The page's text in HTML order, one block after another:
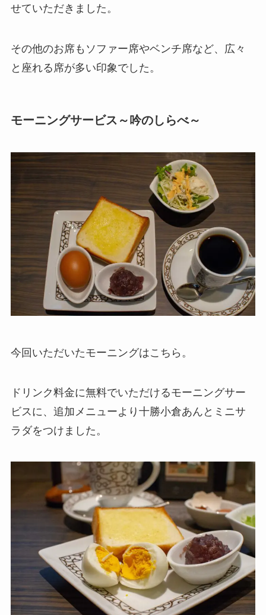
せていただきました。
その他のお席もソファー席やベンチ席など、広々
と座れる席が多い印象でした。
モーニングサービス～吟のしらべ～
今回いただいたモーニングはこちら。
ドリンク料金に無料でいただけるモーニングサー
ビスに、追加メニューより十勝小倉あんとミニサ
ラダをつけました。